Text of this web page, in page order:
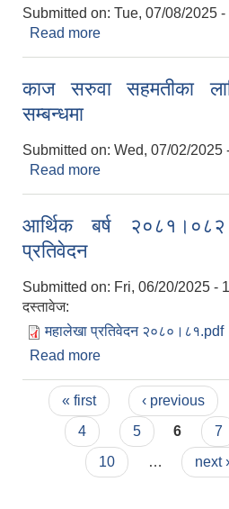
Submitted on: Tue, 07/08/2025 -
Read more
काज सरुवा सहमतीका
सम्बन्धमा
Submitted on: Wed, 07/02/2025
Read more
आर्थिक बर्ष
प्रतिवेदन
Submitted on: Fri, 06/20/2025 -
दस्तावेज:
महालेखा प्रतिवेदन २०८०।८१.pdf
Read more
Pages
« first ‹ previous
4
5 6 7
10
… next ›